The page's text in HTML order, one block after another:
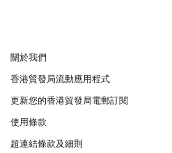
關於我們
香港貿發局流動應用程式
更新您的香港貿發局電郵訂閱
使用條款
超連結條款及細則